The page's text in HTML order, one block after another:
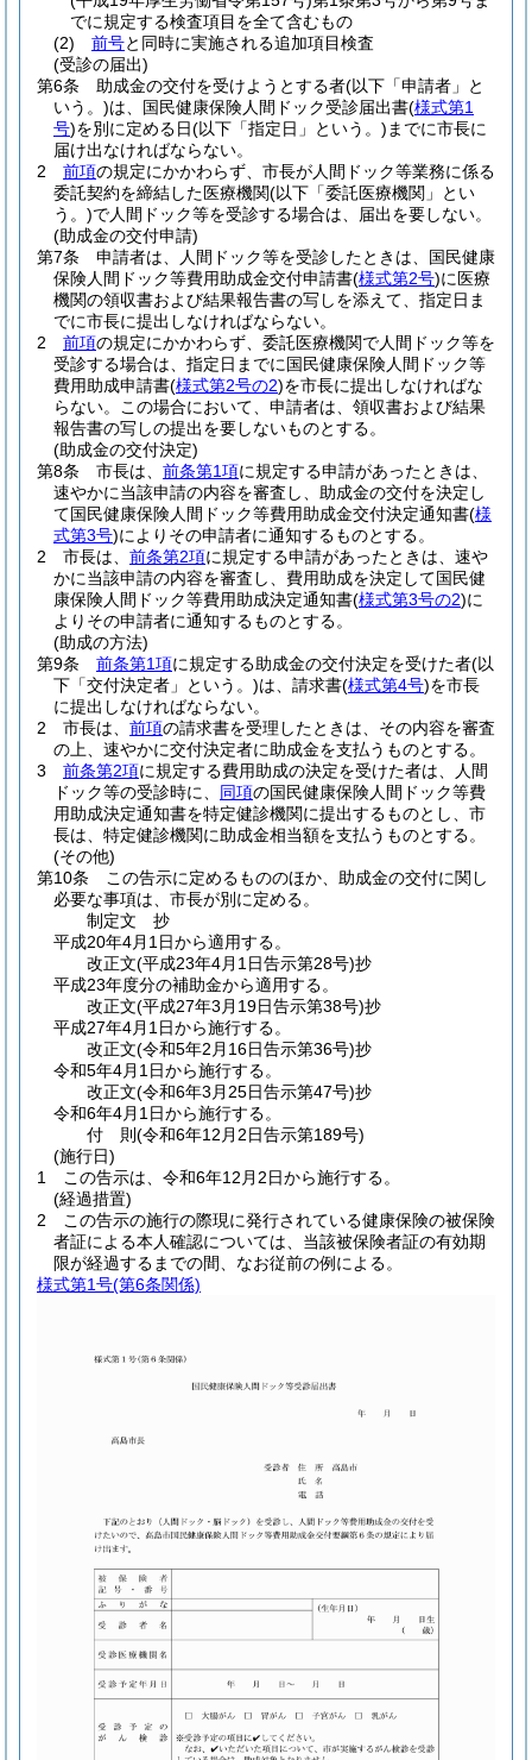
でに規定する検査項目を全て含むもの
(2)
前号と同時に実施される追加項目検査
(受診の届出)
第6条
助成金の交付を受けようとする者(以下「申請者」と
いう。)は、国民健康保険人間ドック受診届出書(様式第1
号)を別に定める日(以下「指定日」という。) までに市長に
届け出なければならない。
2
前項の規定にかかわらず、市長が人間ドック等業務に係る
委託契約を締結した医療機関(以下「委託医療機関」とい
う。)で人間ドック等を受診する場合は、届出を要しない。
(助成金の交付申請)
第7条
申請者は、人間ドック等を受診したときは、国民健康
保険人間ドック等費用助成金交付申請書(様式第2号)に医療
機関の領収書および結果報告書の写しを添えて、指定日ま
でに市長に提出しなければならない。
2
前項の規定にかかわらず、委託医療機関で人間ドック等を
受診する場合は、指定日までに国民健康保険人間ドック等
費用助成申請書(様式第2号の2)を市長に提出しなければな
らない。
この場合において、申請者は、領収書および結果
報告書の写しの提出を要しないものとする。
(助成金の交付決定)
第8条
市長は、 前条第1項に規定する申請があったときは、
速やかに当該申請の内容を審査し、助成金の交付を決定し
て国民健康保険人間ドック等費用助成金交付決定通知書(様
式第3号)によりその申請者に通知するものとする。
2
市長は、 前条第2項に規定する申請があったときは、速や
かに当該申請の内容を審査し、費用助成を決定して国民健
康保険人間ドック等費用助成決定通知書(様式第3号の2)に
よりその申請者に通知するものとする。
(助成の方法)
第9条
前条第1項に規定する助成金の交付決定を受けた者(以
下「交付決定者」という。)は、請求書(様式第4号)を市長
に提出しなければならない。
2
市長は、 前項の請求書を受理したときは、その内容を審査
の上、速やかに交付決定者に助成金を支払うものとする。
3
前条第2項に規定する費用助成の決定を受けた者は、人間
ドック等の受診時に、 同項の国民健康保険人間ドック等費
用助成決定通知書を特定健診機関に提出するものとし、市
長は、特定健診機関に助成金相当額を支払うものとする。
(その他)
第10条
この告示に定めるもののほか、助成金の交付に関し
必要な事項は、市長が別に定める。
制定文 抄
平成20年4月1日から適用する。
改正文(平成23年4月1日告示第28号)抄
平成23年度分の補助金から適用する。
改正文(平成27年3月19日告示第38号)抄
平成27年4月1日から施行する。
改正文(令和5年2月16日告示第36号)抄
令和5年4月1日から施行する。
改正文(令和6年3月25日告示第47号)抄
令和6年4月1日から施行する。
付 則(令和6年12月2日告示第189号)
(施行日)
1
この告示は、令和6年12月2日から施行する。
(経過措置)
2
この告示の施行の際現に発行されている健康保険の被保険
者証による本人確認については、当該被保険者証の有効期
限が経過するまでの間、なお従前の例による。
様式第1号(第6条関係)